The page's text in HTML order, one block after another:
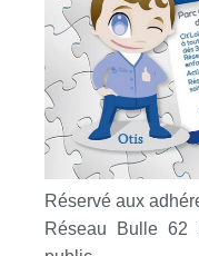
Réservé aux
Réseau Bulle 62